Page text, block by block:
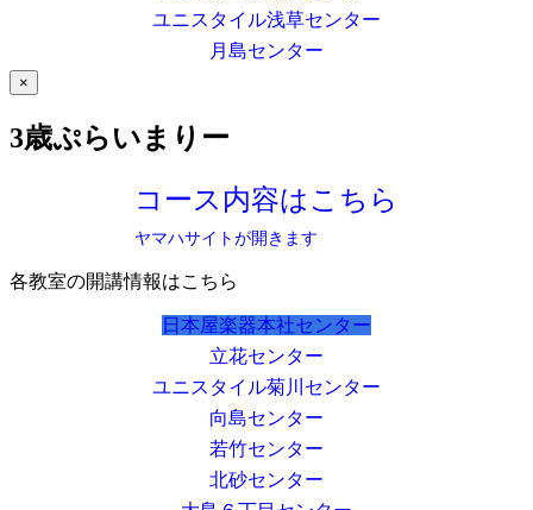
ユニスタイル浅草センター
月島センター
×
3歳ぷらいまりー
コース内容はこちら
ヤマハサイトが開きます
各教室の開講情報はこちら
日本屋楽器本社センター
立花センター
ユニスタイル菊川センター
向島センター
若竹センター
北砂センター